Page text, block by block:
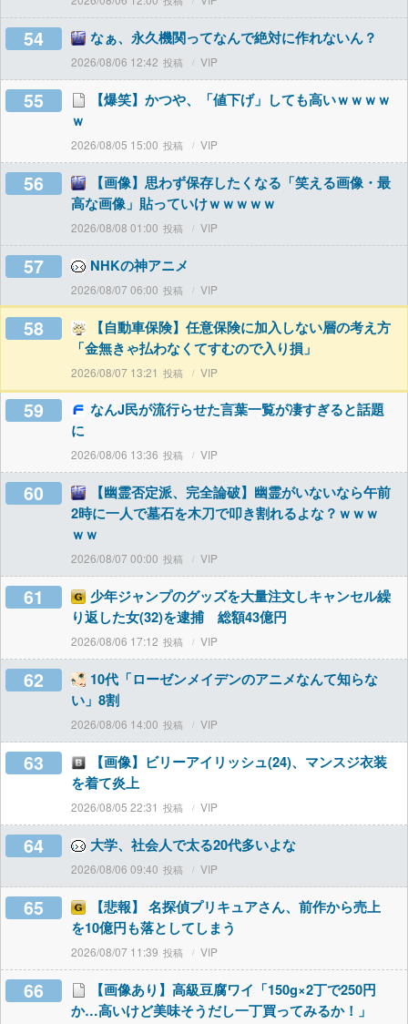
54 なぁ、永久機関ってなんで絶対に作れないん？
2026/08/06 12:42 VIP
55
【爆笑】かつや、「値下げ」しても高いｗｗｗｗ
ｗ
2026/08/05 15:00 VIP
56
【画像】思わず保存したくなる「笑える画像・最
高な画像」貼っていけｗｗｗｗｗ
2026/08/08 01:00 VIP
57 NHKの神アニメ
2026/08/07 06:00 VIP
58
【自動車保険】任意保険に加入しない層の考え方
「金無きゃ払わなくてすむので入り損」
2026/08/07 13:21 VIP
59
なんJ民が流行らせた言葉一覧が凄すぎると話題
に
2026/08/06 13:36 VIP
60
【幽霊否定派、完全論破】幽霊がいないなら午前
2時に一人で墓石を木刀で叩き割れるよな？ｗｗｗ
ｗｗ
2026/08/07 00:00 VIP
61
少年ジャンプのグッズを大量注文しキャンセル繰
り返した女(32)を逮捕 総額43億円
2026/08/06 17:12 VIP
62
10代「ローゼンメイデンのアニメなんて知らな
い」8割
2026/08/06 14:00 VIP
63
【画像】ビリーアイリッシュ(24)、マンスジ衣装
を着て炎上
2026/08/05 22:31 VIP
64 大学、社会人で太る20代多いよな
2026/08/06 09:40 VIP
65
【悲報】 名探偵プリキュアさん、前作から売上
を10億円も落としてしまう
2026/08/07 11:39 VIP
66
【画像あり】高級豆腐ワイ「150g×2丁で250円
か…高いけど美味そうだし一丁買ってみるか！」